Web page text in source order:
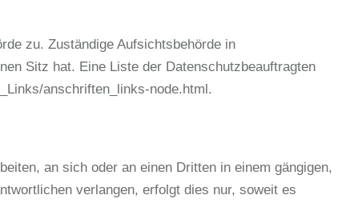
zu. Zuständige Aufsichtsbehörde in
Sitz hat. Eine Liste der Datenschutzbeauftragten
anschriften_links-node.html.
an sich oder an einen Dritten in einem gängigen,
verlangen, erfolgt dies nur, soweit es